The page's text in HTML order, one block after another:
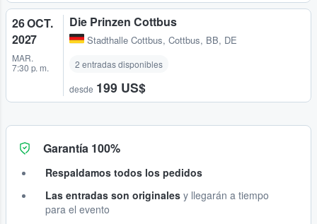
26 OCT.
2027
MAR.
7:30 p. m.
Die Prinzen Cottbus
Stadthalle Cottbus, Cottbus, BB, DE
2 entradas disponibles
desde 199 US$
Garantía 100%
Respaldamos todos los pedidos
Las entradas son originales y llegarán a tiempo
para el evento